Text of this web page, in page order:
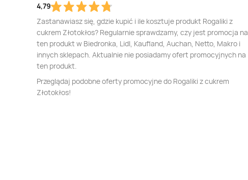
4,79
Zastanawiasz się, gdzie kupić i ile kosztuje produkt Rogaliki z
cukrem Złotokłos? Regularnie sprawdzamy, czy jest promocja na
ten produkt w Biedronka, Lidl, Kaufland, Auchan, Netto, Makro i
innych sklepach. Aktualnie nie posiadamy ofert promocyjnych na
ten produkt.
Przeglądaj podobne oferty promocyjne do Rogaliki z cukrem
Złotokłos!